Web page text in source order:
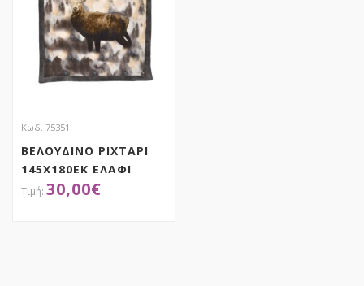
Κωδ. 75351
ΒΕΛΟΥΔΙΝΟ ΡΙΧΤΑΡΙ
145Χ180ΕΚ ΕΛΑΦΙ
ΒΑΜΒΑΚΕΡΟ ΜΕ
30,00€